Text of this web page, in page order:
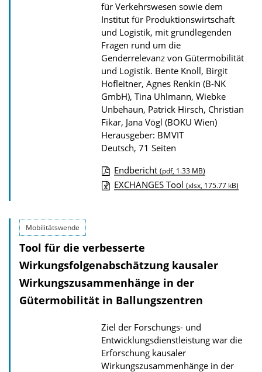
u
b
l
i
k
a
t
i
o
n
für Verkehrswesen sowie dem
Institut für Produktionswirtschaft
und Logistik, mit grundlegenden
Fragen rund um die
Genderrelevanz von Gütermobilität
und Logistik. Bente Knoll, Birgit
Hofleitner, Agnes Renkin (B-NK
GmbH), Tina Uhlmann, Wiebke
Unbehaun, Patrick Hirsch, Christian
Fikar, Jana Vögl (BOKU Wien)
Herausgeber: BMVIT
Deutsch, 71 Seiten
D
l
o
a
d
z
u
r
Endbericht (pdf, 1.33 MB)
EXCHANGES Tool (xlsx, 175.77 kB)
Mobilitätswende
Tool für die verbesserte
Wirkungsfolgenabschätzung kausaler
Wirkungszusammenhänge in der
Gütermobilität in Ballungszentren
Ziel der Forschungs- und
Entwicklungsdienstleistung war die
Erforschung kausaler
Wirkungszusammenhänge in der